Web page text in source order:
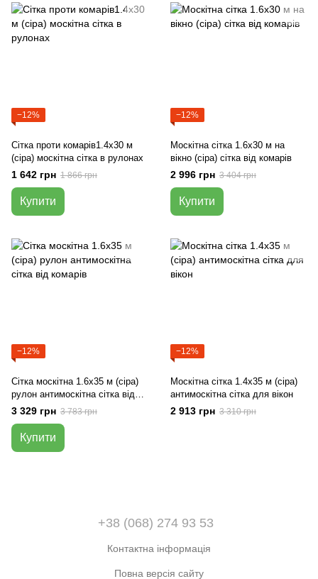
−12%
Сітка проти комарів1.4х30 м
(сіра) москітна сітка в рулонах
1 642 грн 1 866 грн
Купити
−12%
Москітна сітка 1.6х30 м на
вікно (сіра) сітка від комарів
2 996 грн 3 404 грн
Купити
−12%
Сітка москітна 1.6х35 м (сіра)
рулон антимоскітна сітка від
комарів
3 329 грн 3 783 грн
Купити
−12%
Москітна сітка 1.4х35 м (сіра)
антимоскітна сітка для вікон
2 913 грн 3 310 грн
+38 (068) 274 93 53
Контактна інформація
Повна версія сайту